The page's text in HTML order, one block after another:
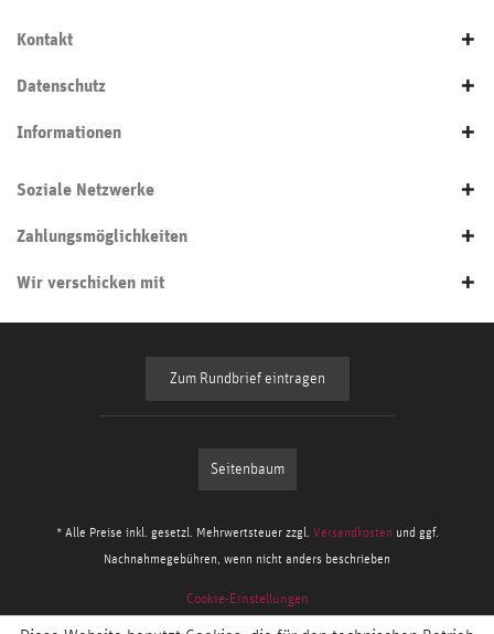
Kontakt
Datenschutz
Informationen
Soziale Netzwerke
Zahlungsmöglichkeiten
Wir verschicken mit
Zum Rundbrief eintragen
Seitenbaum
* Alle Preise inkl. gesetzl. Mehrwertsteuer zzgl. Versandkosten und ggf.
Nachnahmegebühren, wenn nicht anders beschrieben
Cookie-Einstellungen